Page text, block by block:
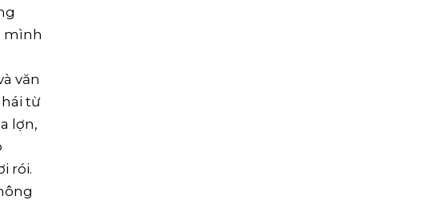
mình
văn
từ
lợn,
rói.